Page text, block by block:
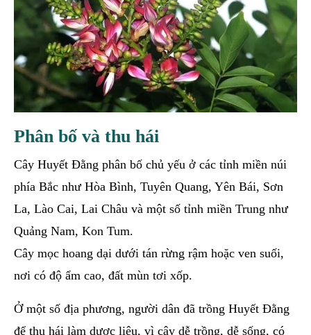
Phân bố và thu hái
Cây Huyết Đằng phân bố chủ yếu ở các tỉnh miền núi
phía Bắc như Hòa Bình, Tuyên Quang, Yên Bái, Sơn
La, Lào Cai, Lai Châu và một số tỉnh miền Trung như
Quảng Nam, Kon Tum.
Cây mọc hoang dại dưới tán rừng rậm hoặc ven suối,
nơi có độ ẩm cao, đất mùn tơi xốp.
Ở một số địa phương, người dân đã trồng Huyết Đằng
để thu hái làm dược liệu, vì cây dễ trồng, dễ sống, có